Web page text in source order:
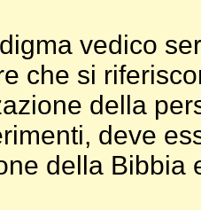
vedico
che si
della
deve
della Bibbia